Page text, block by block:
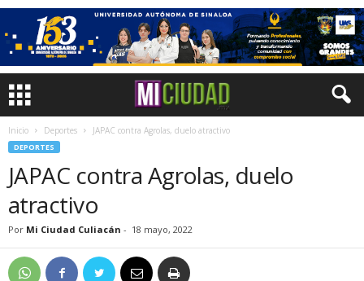
Inicio Deportes JAPAC contra Agrolas, duelo atractivo
DEPORTES
JAPAC contra Agrolas, duelo
atractivo
Por Mi Ciudad Culiacán - 18 mayo, 2022